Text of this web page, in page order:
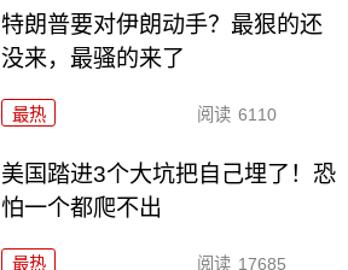
特朗普要对伊朗动手？最狠的还
没来，最骚的来了
最热 阅读 6110
美国踏进3个大坑把自己埋了！恐
怕一个都爬不出
最热 阅读 17685